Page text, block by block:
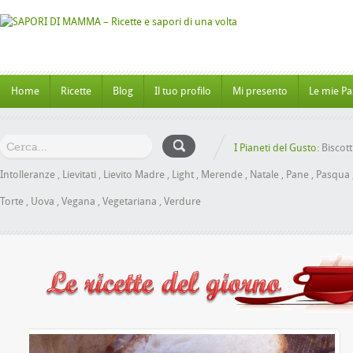
Home Ricette Blog Il tuo profilo Mi presento Le mie
I Pianeti del Gusto:
Intolleranze , Lievitati , Lievito Madre , Light , Merende , Natale , Pane , Pasqua
Torte , Uova , Vegana , Vegetariana , Verdure
senza